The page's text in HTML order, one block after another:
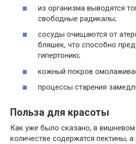
из организма выводятся
свободные радикалы;
сосуды очищаются от
бляшек, что способно
гипертонию;
кожный покров
процессы старения
Польза для красоты
Как уже было сказано, в вишневом
количестве содержатся пектины,